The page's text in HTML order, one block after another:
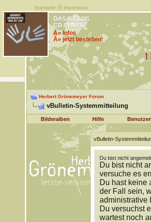
Startseite |Â Impressum
DAS IST LOS
CD / VINYL
Â» Infos
Â» jetzt bestellen!
Herbert Grönemeyer Forum
vBulletin-Systemmitteilung
Bilderalben Hilfe
vBulletin-
Du bist nicht
Du bist nicht
versuche es
Du hast keine
der Fall sein,
administrative
Du versuchst
wartest noch